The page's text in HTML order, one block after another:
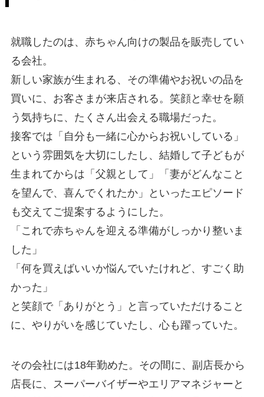
就職したのは、赤ちゃん向けの製品を販売してい
る会社。
新しい家族が生まれる、その準備やお祝いの品を
買いに、お客さまが来店される。笑顔と幸せを願
う気持ちに、たくさん出会える職場だった。
接客では「自分も一緒に心からお祝いしている」
という雰囲気を大切にしたし、結婚して子どもが
生まれてからは「父親として」「妻がどんなこと
を望んで、喜んでくれたか」といったエピソード
も交えてご提案するようにした。
「これで赤ちゃんを迎える準備がしっかり整いま
した」
「何を買えばいいか悩んでいたけれど、すごく助
かった」
と笑顔で「ありがとう」と言っていただけること
に、やりがいを感じていたし、心も躍っていた。
その会社には18年勤めた。その間に、副店長から
店長に、スーパーバイザーやエリアマネジャーと